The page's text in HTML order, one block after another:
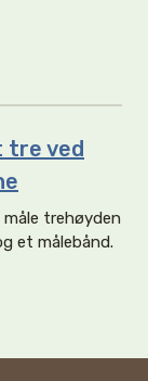
tre ved
måle trehøyden
et målebånd.